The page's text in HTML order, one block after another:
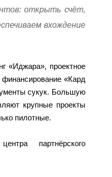
открыть счёт,
вхождение
«Иджара», проектное
«Кард
сукук. Большую
крупные проекты
пилотные.
партнёрского